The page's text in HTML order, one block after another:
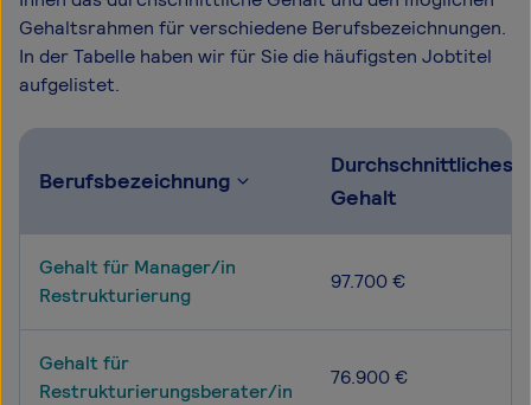
Gehaltsrahmen für verschiedene Berufsbezeichnungen.
In der Tabelle haben wir für Sie die häufigsten Jobtitel
aufgelistet.
Berufsbezeichnung
Durchschnittliches
Gehalt
Gehalt für Manager/in
Restrukturierung
97.700 €
Gehalt für
Restrukturierungsberater/in
76.900 €